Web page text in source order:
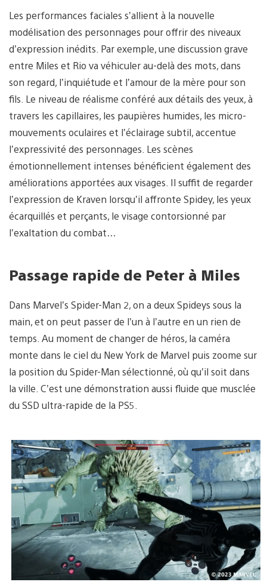
Les performances faciales s’allient à la nouvelle
modélisation des personnages pour offrir des niveaux
d’expression inédits. Par exemple, une discussion grave
entre Miles et Rio va véhiculer au-delà des mots, dans
son regard, l’inquiétude et l’amour de la mère pour son
fils. Le niveau de réalisme conféré aux détails des yeux, à
travers les capillaires, les paupières humides, les micro-
mouvements oculaires et l’éclairage subtil, accentue
l’expressivité des personnages. Les scènes
émotionnellement intenses bénéficient également des
améliorations apportées aux visages. Il suffit de regarder
l’expression de Kraven lorsqu’il affronte Spidey, les yeux
écarquillés et perçants, le visage contorsionné par
l’exaltation du combat…
Passage rapide de Peter à Miles
Dans Marvel’s Spider-Man 2, on a deux Spideys sous la
main, et on peut passer de l’un à l’autre en un rien de
temps. Au moment de changer de héros, la caméra
monte dans le ciel du New York de Marvel puis zoome sur
la position du Spider-Man sélectionné, où qu’il soit dans
la ville. C’est une démonstration aussi fluide que musclée
du SSD ultra-rapide de la PS5.